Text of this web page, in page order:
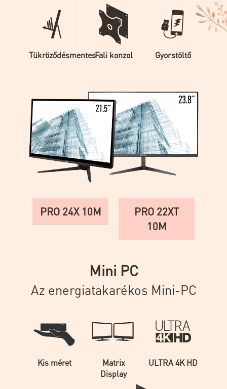
TükröződésmentesFali konzol Gyorstöltő
PRO 24X 10M
PRO 22XT
10M
Mini PC
Az energiatakarékos Mini-PC
Kis méret
Matrix
Display
ULTRA 4K HD